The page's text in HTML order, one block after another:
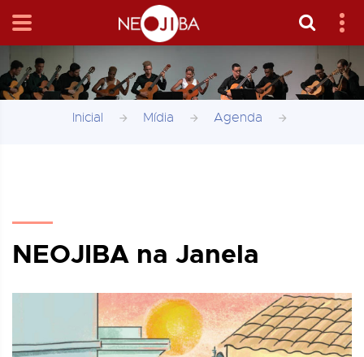
Inicial Mídia Agenda
NEOJIBA na Janela